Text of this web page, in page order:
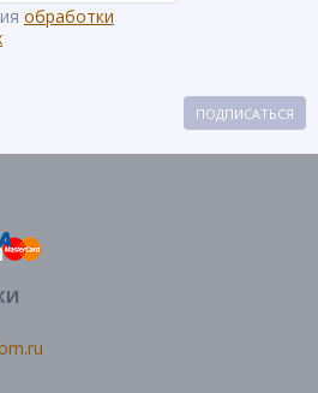
обработки
ПОДПИСАТЬСЯ